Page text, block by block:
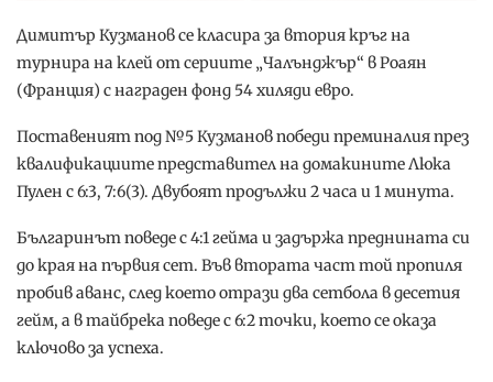
Димитър Кузманов се класира за втория кръг на
турнира на клей от сериите „Чалънджър“ в Роаян
(Франция) с награден фонд 54 хиляди евро.
Поставеният под №5 Кузманов победи преминалия през
квалификациите представител на домакините Люка
Пулен с 6:3, 7:6(3). Двубоят продължи 2 часа и 1 минута.
Българинът поведе с 4:1 гейма и задържа преднината си
до края на първия сет. Във втората част той пропиля
пробив аванс, след което отрази два сетбола в десетия
гейм, а в тайбрека поведе с 6:2 точки, което се оказа
ключово за успеха.